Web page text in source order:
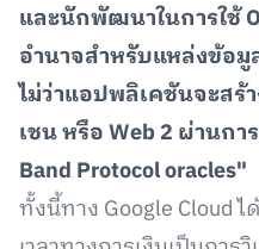
และนักพัฒนาในการใช้
อำนาจสำหรับแหล่งข้อ
ไม่ว่าแอปพลิเคชันจะส
เชน หรือ Web 2 ผ่าน
Band Protocol oracles"
ทั้งนี้ทาง Google Cloud